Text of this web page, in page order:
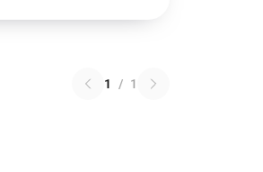
1 / 1